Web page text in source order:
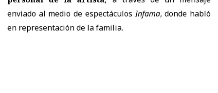
enviado al medio de espectáculosInfama, donde habló
en representación de la familia.